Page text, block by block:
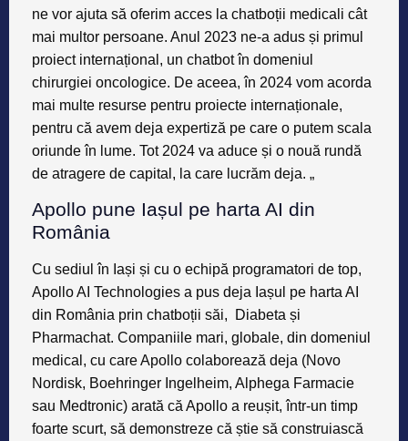
ne vor ajuta să oferim acces la chatboții medicali cât
mai multor persoane. Anul 2023 ne-a adus și primul
proiect internațional, un chatbot în domeniul
chirurgiei oncologice. De aceea, în 2024 vom acorda
mai multe resurse pentru proiecte internaționale,
pentru că avem deja expertiză pe care o putem scala
oriunde în lume. Tot 2024 va aduce și o nouă rundă
de atragere de capital, la care lucrăm deja. „
Apollo pune Iașul pe harta AI din
România
Cu sediul în Iași și cu o echipă programatori de top,
Apollo AI Technologies a pus deja Iașul pe harta AI
din România prin chatboții săi, Diabeta și
Pharmachat. Companiile mari, globale, din domeniul
medical, cu care Apollo colaborează deja (Novo
Nordisk, Boehringer Ingelheim, Alphega Farmacie
sau Medtronic) arată că Apollo a reușit, într-un timp
foarte scurt, să demonstreze că știe să construiască